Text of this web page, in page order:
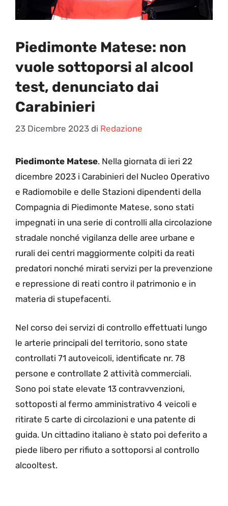
Piedimonte Matese: non
vuole sottoporsi al alcool
test, denunciato dai
Carabinieri
23 Dicembre 2023 di Redazione
Piedimonte Matese. Nella giornata di ieri 22
dicembre 2023 i Carabinieri del Nucleo Operativo
e Radiomobile e delle Stazioni dipendenti della
Compagnia di Piedimonte Matese, sono stati
impegnati in una serie di controlli alla circolazione
stradale nonché vigilanza delle aree urbane e
rurali dei centri maggiormente colpiti da reati
predatori nonché mirati servizi per la prevenzione
e repressione di reati contro il patrimonio e in
materia di stupefacenti.
Nel corso dei servizi di controllo effettuati lungo
le arterie principali del territorio, sono state
controllati 71 autoveicoli, identificate nr. 78
persone e controllate 2 attività commerciali.
Sono poi state elevate 13 contravvenzioni,
sottoposti al fermo amministrativo 4 veicoli e
ritirate 5 carte di circolazioni e una patente di
guida. Un cittadino italiano è stato poi deferito a
piede libero per rifiuto a sottoporsi al controllo
alcooltest.